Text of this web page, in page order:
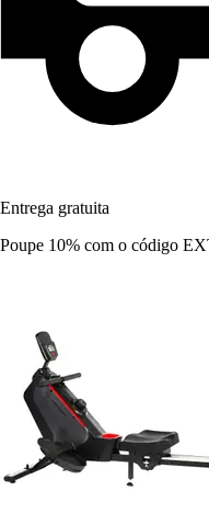
Entrega gratuita
Poupe 10% com o código